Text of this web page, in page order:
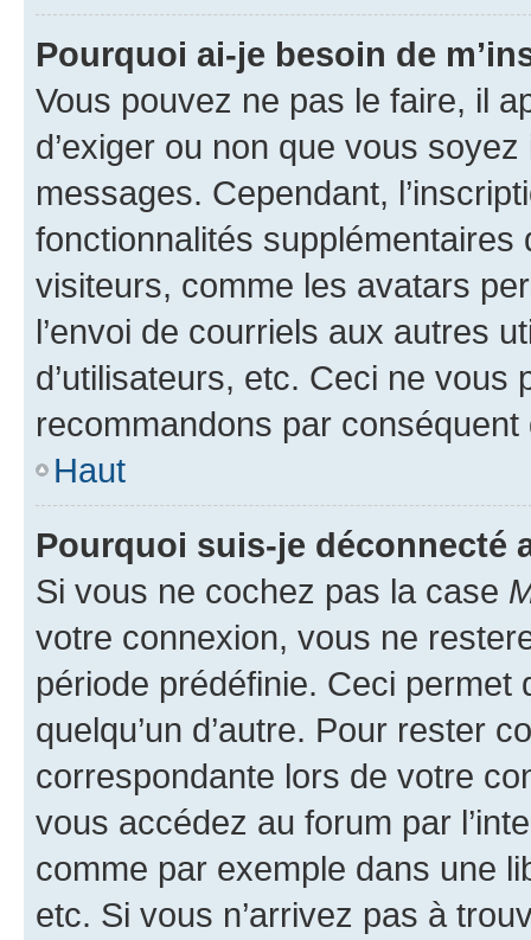
Pourquoi ai-je besoin de
Vous pouvez ne pas le faire, il
d’exiger ou non que vous
messages. Cependant,
fonctionnalités
visiteurs, comme les avatars
l’envoi de courriels aux autres
d’utilisateurs, etc. Ceci ne vous
recommandons par conséquent
Haut
Pourquoi suis-je déconnecté
Si vous ne cochez pas la case
votre connexion, vous ne
période prédéfinie. Ceci permet
quelqu’un d’autre. Pour rester
correspondante lors de votre
vous accédez au forum par
comme par exemple dans une
etc. Si vous n’arrivez pas à